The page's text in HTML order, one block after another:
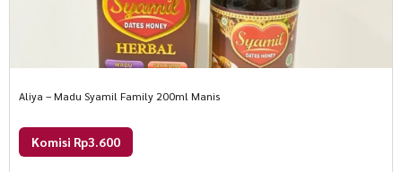
Aliya – Madu Syamil Family 200ml Manis
Komisi Rp3.600